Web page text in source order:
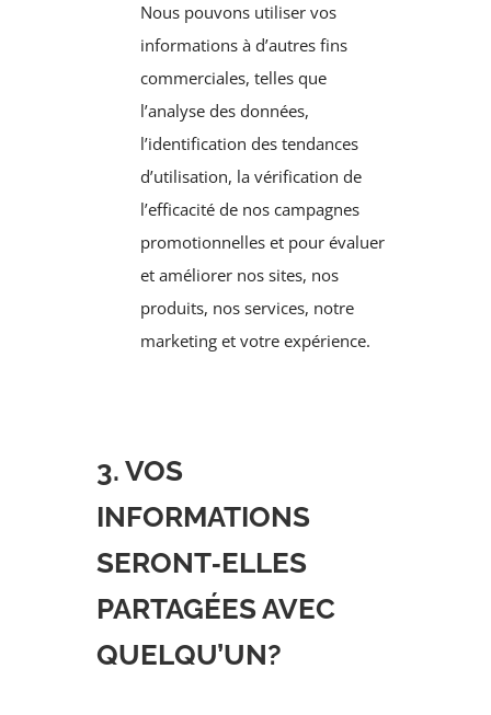
Nous pouvons utiliser vos
informations à d’autres fins
commerciales, telles que
l’analyse des données,
l’identification des tendances
d’utilisation, la vérification de
l’efficacité de nos campagnes
promotionnelles et pour évaluer
et améliorer nos sites, nos
produits, nos services, notre
marketing et votre expérience.
3. VOS
INFORMATIONS
SERONT‑ELLES
PARTAGÉES AVEC
QUELQU’UN?